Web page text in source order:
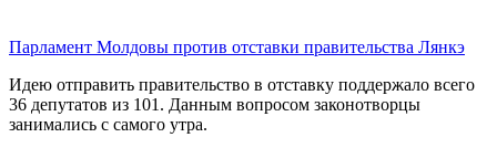
Парламент Молдовы против отставки правительства Лянкэ
Идею отправить правительство в отставку поддержало всего
36 депутатов из 101. Данным вопросом законотворцы
занимались с самого утра.